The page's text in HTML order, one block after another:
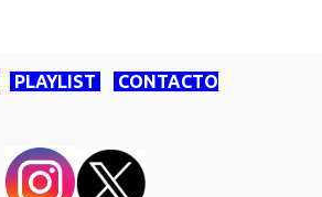
PLAYLIST CONTACTO